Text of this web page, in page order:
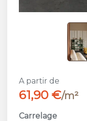
A partir de
61,90 €/m²
Carrelage